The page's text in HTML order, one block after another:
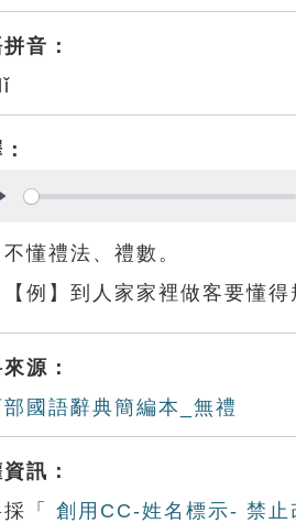
音：
不懂禮法、禮數。
【例】到人家家裡做客要懂得
源：
國語辭典簡編本_無禮
訊：
「
創用CC-姓名標示- 禁